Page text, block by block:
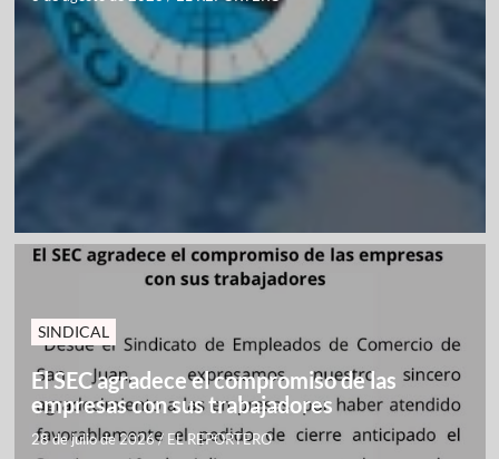
SINDICAL
El SEC agradece el compromiso de las
empresas con sus trabajadores
28 de julio de 2026/ EL REPORTERO